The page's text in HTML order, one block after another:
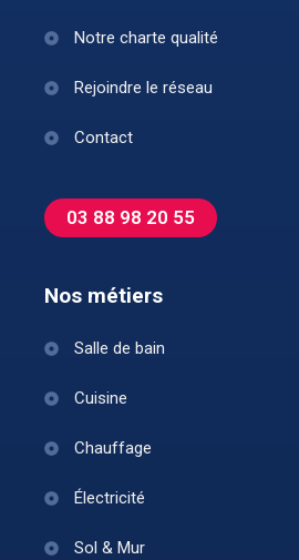
Notre charte qualité
Rejoindre le réseau
Contact
03 88 98 20 55
Nos métiers
Salle de bain
Cuisine
Chauffage
Électricité
Sol & Mur